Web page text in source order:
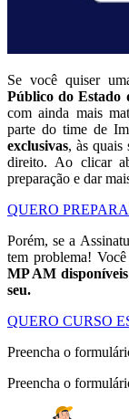
Se você quiser
Público do Estado
com ainda mais
parte do time de
exclusivas, às quais
direito. Ao clicar
preparação e dar
QUERO
Porém, se a
tem problema!
MP AM
seu.
QUERO CURSO
Preencha o
Preencha o